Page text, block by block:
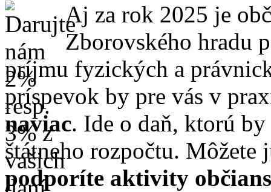
Aj za rok 2025 je
Zborovského hradu
príjmu fyzických a
príspevok by pre vás v
naviac. Ide o daň, ktorú
štátneho rozpočtu.
podporíte aktivity